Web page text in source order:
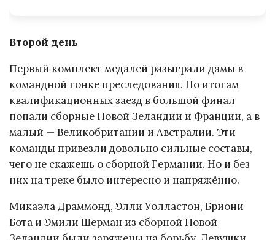
Второй день
Первый комплект медалей разыграли дамы в
командной гонке преследования. По итогам
квалификационных заезд в большой финал
попали сборные Новой Зеландии и Франции, а в
малый — Великобритании и Австралии. Эти
команды привезли довольно сильные составы,
чего не скажешь о сборной Германии. Но и без
них на треке было интересно и напряжённо.
Микаэла Драммонд, Элли Уолластон, Бриони
Бота и Эмили Шерман из сборной Новой